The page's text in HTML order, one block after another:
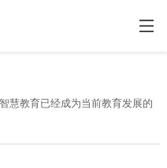
慧教育已经成为当前教育发展的